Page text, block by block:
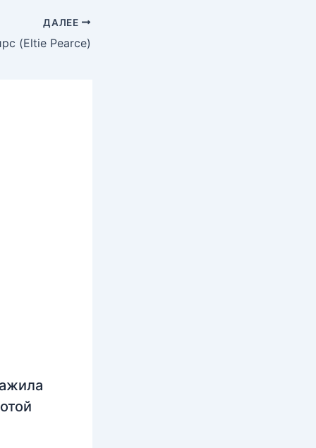
ДАЛЕЕ
(Eltie Pearce)